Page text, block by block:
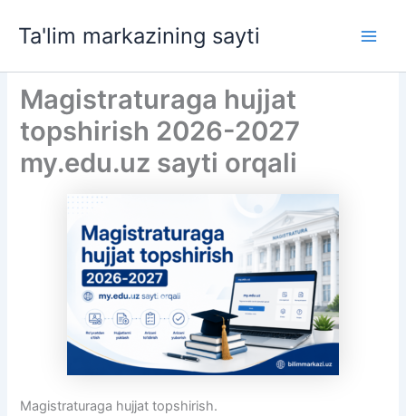
Ta'lim markazining sayti
Magistraturaga hujjat
topshirish 2026-2027
my.edu.uz sayti orqali
Magistraturaga hujjat topshirish.